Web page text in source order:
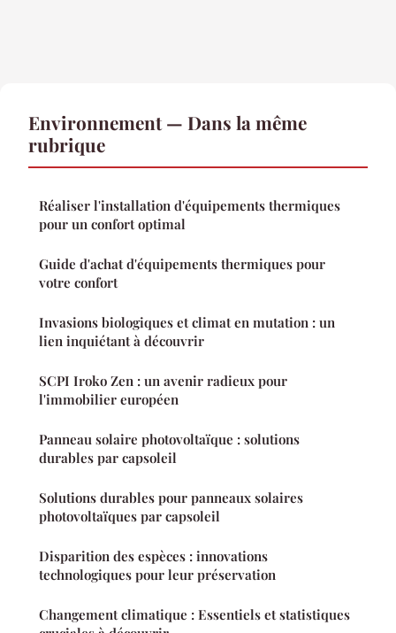
Environnement — Dans la même
rubrique
Réaliser l'installation d'équipements thermiques
pour un confort optimal
Guide d'achat d'équipements thermiques pour
votre confort
Invasions biologiques et climat en mutation : un
lien inquiétant à découvrir
SCPI Iroko Zen : un avenir radieux pour
l'immobilier européen
Panneau solaire photovoltaïque : solutions
durables par capsoleil
Solutions durables pour panneaux solaires
photovoltaïques par capsoleil
Disparition des espèces : innovations
technologiques pour leur préservation
Changement climatique : Essentiels et statistiques